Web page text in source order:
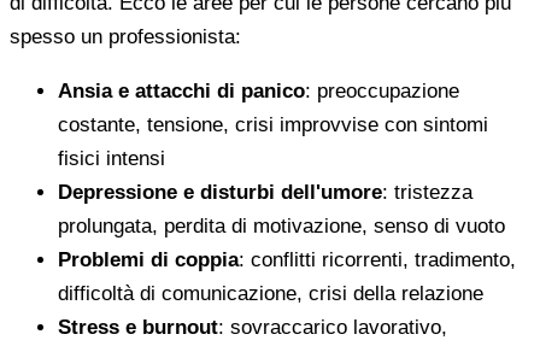
spesso un professionista:
Ansia e attacchi di panico: preoccupazione
costante, tensione, crisi improvvise con sintomi
fisici intensi
Depressione e disturbi dell'umore: tristezza
prolungata, perdita di motivazione, senso di vuoto
Problemi di coppia: conflitti ricorrenti, tradimento,
difficoltà di comunicazione, crisi della relazione
Stress e burnout: sovraccarico lavorativo,